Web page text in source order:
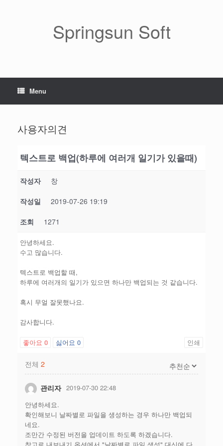
Springsun Soft
Menu
사용자의견
텍스트로 백업(하루에 여러개 일기가 있을때)
작성자 창
작성일 2019-07-26 19:19
조회 1271
안녕하세요.
수고 많습니다.
텍스트로 백업할 때,
하루에 여러개의 일기가 있으면 하나만 백업되는 것 같습니다.
혹시 무얼 잘못했나요.
감사합니다.
좋아요 0 싫어요 0 인쇄
전체 2
관리자 2019-07-30 22:48
안녕하세요.
확인해보니 날짜별로 파일을 생성하는 경우 하나만 백업되
네요.
조만간 수정된 버전을 업데이트 하도록 하겠습니다.